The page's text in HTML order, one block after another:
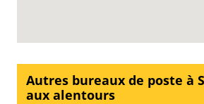
Autres bureaux de poste à
aux alentours